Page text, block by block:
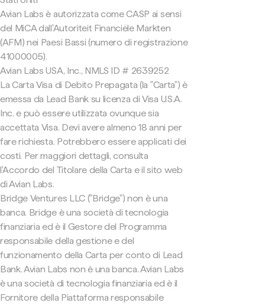
Avian Labs è autorizzata come CASP ai sensi
del MiCA dall'Autoriteit Financiële Markten
(AFM) nei Paesi Bassi (numero di registrazione
41000005).
Avian Labs USA, Inc., NMLS ID # 2639252
La Carta Visa di Debito Prepagata (la "Carta") è
emessa da Lead Bank su licenza di Visa U.S.A.
Inc. e può essere utilizzata ovunque sia
accettata Visa. Devi avere almeno 18 anni per
fare richiesta. Potrebbero essere applicati dei
costi. Per maggiori dettagli, consulta
l'Accordo del Titolare della Carta e il sito web
di Avian Labs.
Bridge Ventures LLC ("Bridge") non è una
banca. Bridge è una società di tecnologia
finanziaria ed è il Gestore del Programma
responsabile della gestione e del
funzionamento della Carta per conto di Lead
Bank. Avian Labs non è una banca. Avian Labs
è una società di tecnologia finanziaria ed è il
Fornitore della Piattaforma responsabile